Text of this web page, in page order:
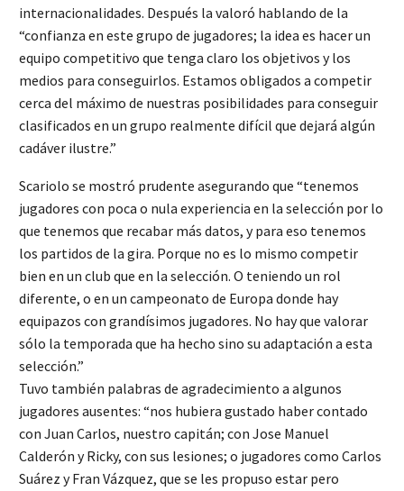
internacionalidades. Después la valoró hablando de la
“confianza en este grupo de jugadores; la idea es hacer un
equipo competitivo que tenga claro los objetivos y los
medios para conseguirlos. Estamos obligados a competir
cerca del máximo de nuestras posibilidades para conseguir
clasificados en un grupo realmente difícil que dejará algún
cadáver ilustre.”
Scariolo se mostró prudente asegurando que “tenemos
jugadores con poca o nula experiencia en la selección por lo
que tenemos que recabar más datos, y para eso tenemos
los partidos de la gira. Porque no es lo mismo competir
bien en un club que en la selección. O teniendo un rol
diferente, o en un campeonato de Europa donde hay
equipazos con grandísimos jugadores. No hay que valorar
sólo la temporada que ha hecho sino su adaptación a esta
selección.”
Tuvo también palabras de agradecimiento a algunos
jugadores ausentes: “nos hubiera gustado haber contado
con Juan Carlos, nuestro capitán; con Jose Manuel
Calderón y Ricky, con sus lesiones; o jugadores como Carlos
Suárez y Fran Vázquez, que se les propuso estar pero